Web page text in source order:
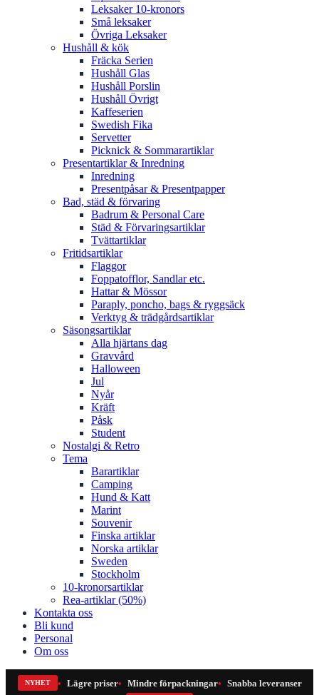
Leksaker 10-kronors
Små leksaker
Övriga Leksaker
Hushåll & kök
Fräcka Serien
Hushåll Glas
Hushåll Porslin
Hushåll Övrigt
Kaffeserien
Swedish Fika
Servetter
Picknick & Sommarartiklar
Presentartiklar & Inredning
Inredning
Presentpåsar & Presentpapper
Bad, städ & förvaring
Badrum & Personal Care
Städ & Förvaringsartiklar
Tvättartiklar
Fritidsartiklar
Flaggor
Foppatofflor, Sandlar etc.
Hattar & Mössor
Paraply, poncho, bags & ryggsäck
Verktyg & trädgårdsartiklar
Säsongsartiklar
Alla hjärtans dag
Gravvård
Halloween
Jul
Nyår
Kräft
Påsk
Student
Nostalgi & Retro
Tema
Barartiklar
Camping
Hund & Katt
Marint
Souvenir
Finska artiklar
Norska artiklar
Sweden
Stockholm
10-kronorsartiklar
Rea-artiklar (50%)
Kontakta oss
Bli kund
Personal
Om oss
NYHET Lägre priser Mindre förpackningar Snabba leveranser